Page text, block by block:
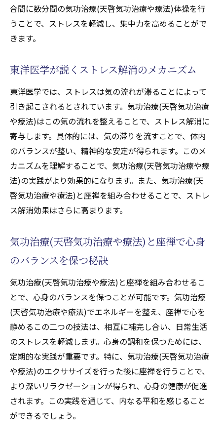
合間に数分間の気功治療(天啓気功治療や療法)体操を行
うことで、ストレスを軽減し、集中力を高めることがで
きます。
東洋医学が説くストレス解消のメカニズム
東洋医学では、ストレスは気の流れが滞ることによって
引き起こされるとされています。気功治療(天啓気功治療
や療法)はこの気の流れを整えることで、ストレス解消に
寄与します。具体的には、気の滞りを流すことで、体内
のバランスが整い、精神的な安定が得られます。このメ
カニズムを理解することで、気功治療(天啓気功治療や療
法)の実践がより効果的になります。また、気功治療(天
啓気功治療や療法)と座禅を組み合わせることで、ストレ
ス解消効果はさらに高まります。
気功治療(天啓気功治療や療法)と座禅で心身
のバランスを保つ秘訣
気功治療(天啓気功治療や療法)と座禅を組み合わせるこ
とで、心身のバランスを保つことが可能です。気功治療
(天啓気功治療や療法)でエネルギーを整え、座禅で心を
静めるこの二つの技法は、相互に補完し合い、日常生活
のストレスを軽減します。心身の調和を保つためには、
定期的な実践が重要です。特に、気功治療(天啓気功治療
や療法)のエクササイズを行った後に座禅を行うことで、
より深いリラクゼーションが得られ、心身の健康が促進
されます。この実践を通じて、内なる平和を感じること
ができるでしょう。